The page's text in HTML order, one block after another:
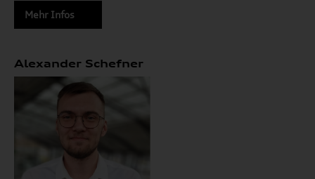
Mehr Infos
Alexander Schefner